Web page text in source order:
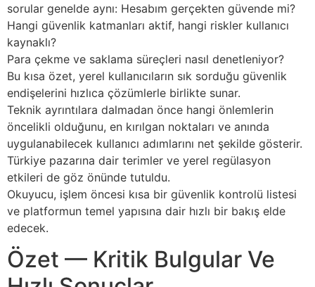
sorular genelde aynı: Hesabım gerçekten güvende mi?
Hangi güvenlik katmanları aktif, hangi riskler kullanıcı
kaynaklı?
Para çekme ve saklama süreçleri nasıl denetleniyor?
Bu kısa özet, yerel kullanıcıların sık sorduğu güvenlik
endişelerini hızlıca çözümlerle birlikte sunar.
Teknik ayrıntılara dalmadan önce hangi önlemlerin
öncelikli olduğunu, en kırılgan noktaları ve anında
uygulanabilecek kullanıcı adımlarını net şekilde gösterir.
Türkiye pazarına dair terimler ve yerel regülasyon
etkileri de göz önünde tutuldu.
Okuyucu, işlem öncesi kısa bir güvenlik kontrolü listesi
ve platformun temel yapısına dair hızlı bir bakış elde
edecek.
Özet — Kritik Bulgular Ve